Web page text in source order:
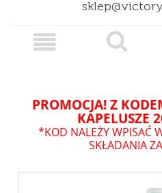
PROMOCJA! Z
KAPELUSZE
*KOD NALEŻY WPISAĆ
SKŁADANIA